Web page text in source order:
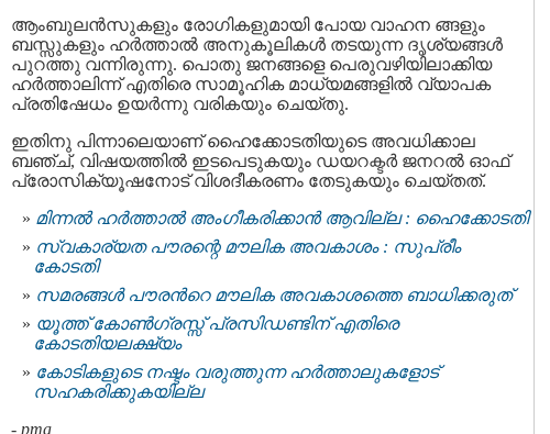
ആംബുലൻസുകളും രോഗികളുമായി പോയ വാഹന ങ്ങളും
ബസ്സുകളും ഹര്‍ത്താല്‍ അനുകൂലികള്‍ തടയുന്ന ദൃശ്യങ്ങള്‍
പുറത്തു വന്നിരുന്നു. പൊതു ജനങ്ങളെ പെരുവഴിയിലാക്കിയ
ഹര്‍ത്താലിന്ന് എതിരെ സാമൂഹിക മാധ്യമങ്ങളിൽ വ്യാപക
പ്രതിഷേധം ഉയർന്നു വരികയും ചെയ്തു.
ഇതിനു പിന്നാലെയാണ് ഹൈക്കോടതിയുടെ അവധിക്കാല
ബഞ്ച്, വിഷയത്തില്‍ ഇടപെടുകയും ഡയറക്ടര്‍ ജനറല്‍ ഓഫ്
പ്രോസിക്യൂഷനോട് വിശദീകരണം തേടുകയും ചെയ്തത്.
മിന്നല്‍ ഹര്‍ത്താല്‍ അംഗീകരിക്കാന്‍ ആവില്ല : ഹൈക്കോടതി
സ്വകാര്യത പൗരന്റെ മൗലിക അവകാശം : സുപ്രീം
കോടതി
സമരങ്ങൾ പൗരന്‍റെ മൗലിക അവകാശത്തെ ബാധിക്കരുത്‌
യൂത്ത് കോണ്‍ഗ്രസ്സ് പ്രസിഡണ്ടിന് എതിരെ
കോടതിയലക്ഷ്യം
കോടികളുടെ നഷ്ടം വരുത്തുന്ന ഹര്‍ത്താലുകളോട്
സഹകരിക്കുകയില്ല
- pma